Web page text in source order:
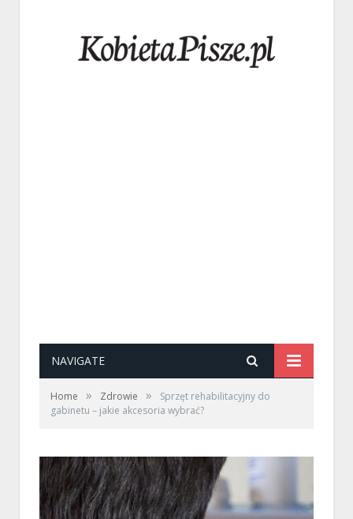
NAVIGATE
Home » Zdrowie »
Sprzęt rehabilitacyjny do
gabinetu – jakie akcesoria wybrać?